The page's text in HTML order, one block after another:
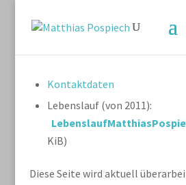
Kontaktdaten
Lebenslauf (von 2011):
KiB)
Diese Seite wird aktuell